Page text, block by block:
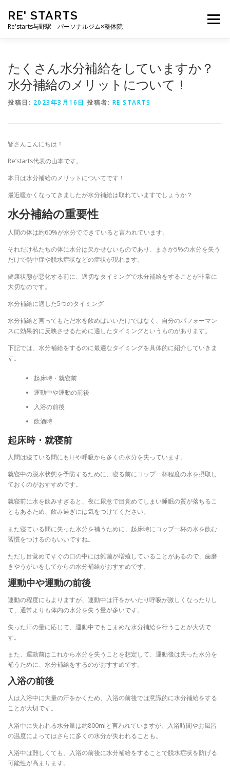
RE' STARTS
Re'starts与野駅 パーソナルジム×整体院
メニュー
たくさん水分補給をしていますか？
水分補給のメリットについて！
投稿日: 2023年3月16日 投稿者: RE STARTS
皆さんこんにちは！
Re’starts代表の山本です。
本日は水分補給のメリットについてです！
最近暖かくなってきましたが水分補給は取れていますでしょうか？
水分補給の重要性
人間の体は約60%が水分でできていると言われています。
それだけ私たちの体に水分は欠かせないものであり、まさか5%の水分を失う
だけで熱中症や脱水症状などの症状が現れます。
健康状態が悪化する前に、適切なタイミングで水分補給をすることが非常に
大切なのです。
水分補給に適した5つのタイミング
水分補給と言ってもただ水を飲めばいいだけではなく、自分のパフォーマン
スに効果的に反映させるために適したタイミングというものがあります。
下記では、水分補給をするのに最適なタイミングを具体的に紹介していきま
す。
起床時・就寝前
運動中や運動の前後
入浴の前後
飲酒時
起床時・就寝前
人間は寝ている間にも汗や呼吸から多くの水分を失っています。
就寝中の脱水状態を予防するために、寝る前にコップ一杯程度の水を摂取し
ておくのがおすすめです。
就寝前に水を飲みすぎると、夜に尿意で目覚めてしまい睡眠の質が落ちるこ
ともあるため、飲み過ぎには気をつけてください。
また寝ている間に失った水分を補うために、起床時にコップ一杯の水を飲む
習慣をつけるのもいいですね。
ただし目覚めてすぐの口の中には雑菌が増殖していることがあるので、歯磨
きやうがいをしてからの水分補給がおすすめです。
運動中や運動の前後
運動の程度にもよりますが、運動中は汗をかいたり呼吸が激しくなったりし
て、通常よりも体内の水分を失う量が多いです。
失った汗の量に応じて、運動中でもこまめな水分補給を行うことが大切で
す。
また、運動前はこれから水分を失うことを想定して、運動後は失った水分を
補うために、水分補給をするのがおすすめです。
入浴の前後
人は入浴中に大量の汗をかくため、入浴の前後では意識的に水分補給をする
ことが大切です。
入浴中に失われる水分量は約800mlと言われていますが、入浴時間やお風呂
の温度によってはさらに多くの水分が失われることも。
入浴中は難しくても、入浴の前後に水分補給をすることで脱水症状を防げる
可能性が高まります。